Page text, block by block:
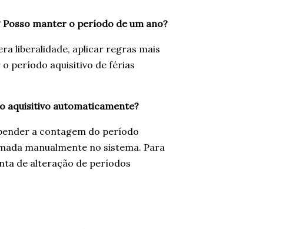
manter o período de um ano?
liberalidade, aplicar regras mais
período aquisitivo de férias
aquisitivo automaticamente?
a contagem do período
manualmente no sistema. Para
de alteração de períodos